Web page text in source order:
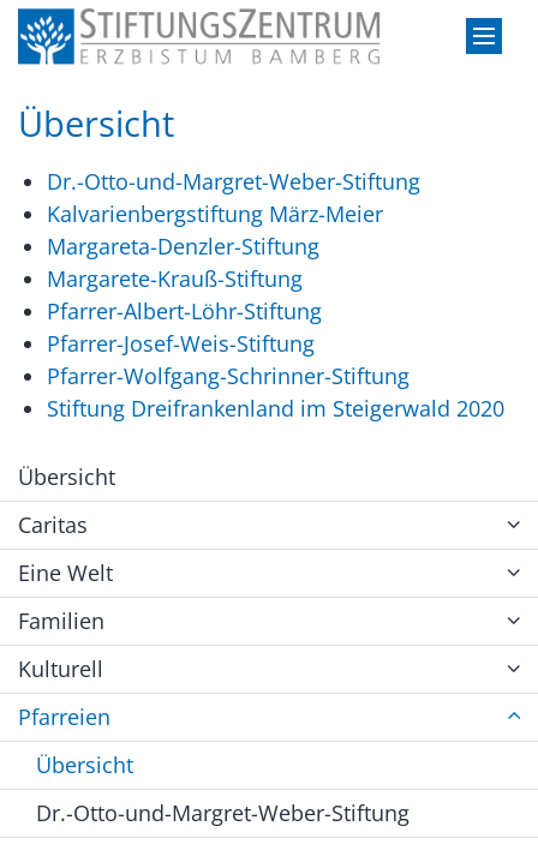
Zum Inhalt springen
Übersicht
Dr.-Otto-und-Margret-Weber-Stiftung
Kalvarienbergstiftung März-Meier
Margareta-Denzler-Stiftung
Margarete-Krauß-Stiftung
Pfarrer-Albert-Löhr-Stiftung
Pfarrer-Josef-Weis-Stiftung
Pfarrer-Wolfgang-Schrinner-Stiftung
Stiftung Dreifrankenland im Steigerwald 2020
Übersicht
Caritas
Eine Welt
Familien
Kulturell
Pfarreien
Übersicht
Dr.-Otto-und-Margret-Weber-Stiftung